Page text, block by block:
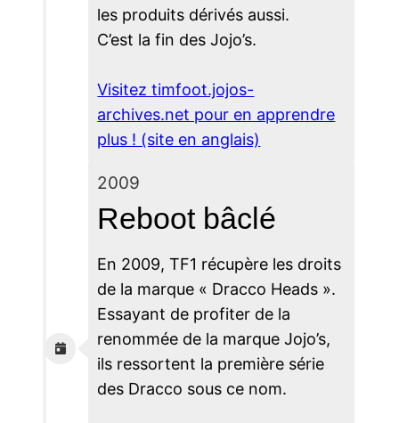
les produits dérivés aussi.
C’est la fin des Jojo’s.
Visitez timfoot.jojos-
archives.net pour en apprendre
plus ! (site en anglais)
2009
Reboot bâclé
En 2009, TF1 récupère les droits
de la marque « Dracco Heads ».
Essayant de profiter de la
renommée de la marque Jojo’s,
ils ressortent la première série
des Dracco sous ce nom.